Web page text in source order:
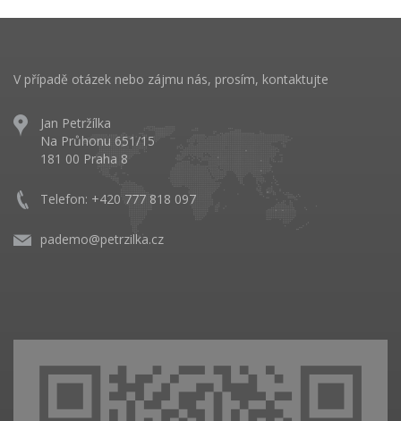
V případě otázek nebo zájmu nás, prosím, kontaktujte
Jan Petržílka
Na Průhonu 651/15
181 00 Praha 8
Telefon: +420 777 818 097
pademo@petrzilka.cz